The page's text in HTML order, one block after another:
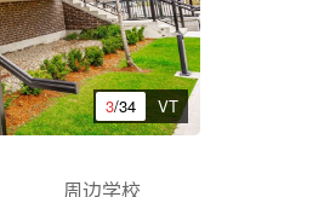
3/34 VT
周边学校